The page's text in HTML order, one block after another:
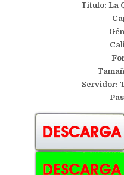
Titulo: La
Servidor: